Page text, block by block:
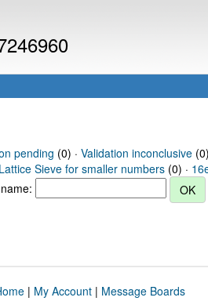
pending (0) · Validation inconclusive
Sieve for smaller numbers (0) ·
| My Account| Message Boards